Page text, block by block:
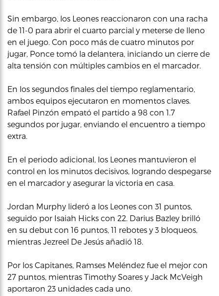
Sin embargo, los Leones reaccionaron con una racha
de 11-0 para abrir el cuarto parcial y meterse de lleno
en el juego. Con poco más de cuatro minutos por
jugar, Ponce tomó la delantera, iniciando un cierre de
alta tensión con múltiples cambios en el marcador.
En los segundos finales del tiempo reglamentario,
ambos equipos ejecutaron en momentos claves.
Rafael Pinzón empató el partido a 98 con 1.7
segundos por jugar, enviando el encuentro a tiempo
extra.
En el periodo adicional, los Leones mantuvieron el
control en los minutos decisivos, logrando despegarse
en el marcador y asegurar la victoria en casa.
Jordan Murphy lideró a los Leones con 31 puntos,
seguido por Isaiah Hicks con 22. Darius Bazley brilló
en su debut con 16 puntos, 11 rebotes y 3 bloqueos,
mientras Jezreel De Jesús añadió 18.
Por los Capitanes, Ramses Meléndez fue el mejor con
27 puntos, mientras Timothy Soares y Jack McVeigh
aportaron 23 unidades cada uno.